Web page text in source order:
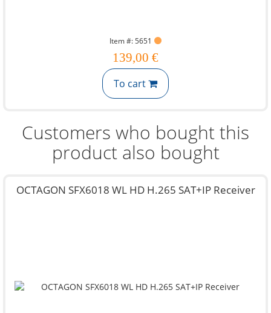
Item #: 5651
139,00 €
To cart
Customers who bought this
product also bought
OCTAGON SFX6018 WL HD H.265 SAT+IP Receiver